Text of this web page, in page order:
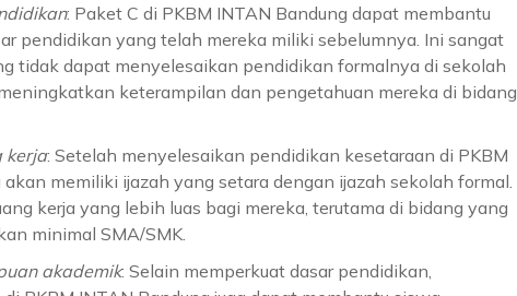
: Paket C di PKBM INTAN Bandung dapat membantu
pendidikan yang telah mereka miliki sebelumnya. Ini sangat
tidak dapat menyelesaikan pendidikan formalnya di sekolah
keterampilan dan pengetahuan mereka di bidang
kerja: Setelah menyelesaikan pendidikan kesetaraan di PKBM
memiliki ijazah yang setara dengan ijazah sekolah formal.
kerja yang lebih luas bagi mereka, terutama di bidang yang
minimal SMA/SMK.
akademik: Selain memperkuat dasar pendidikan,